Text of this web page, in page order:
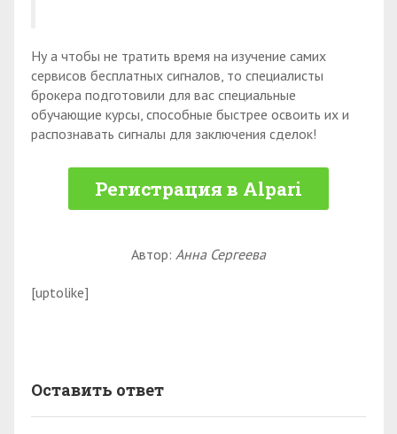
Ну а чтобы не тратить время на изучение самих
сервисов бесплатных сигналов, то специалисты
брокера подготовили для вас специальные
обучающие курсы, способные быстрее освоить их и
распознавать сигналы для заключения сделок!
Регистрация в Alpari
Автор: Анна Сергеева
[uptolike]
Оставить ответ